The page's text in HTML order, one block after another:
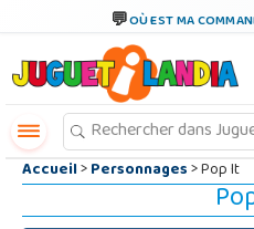
OÙ EST MA
Accueil>Personnages> Pop It